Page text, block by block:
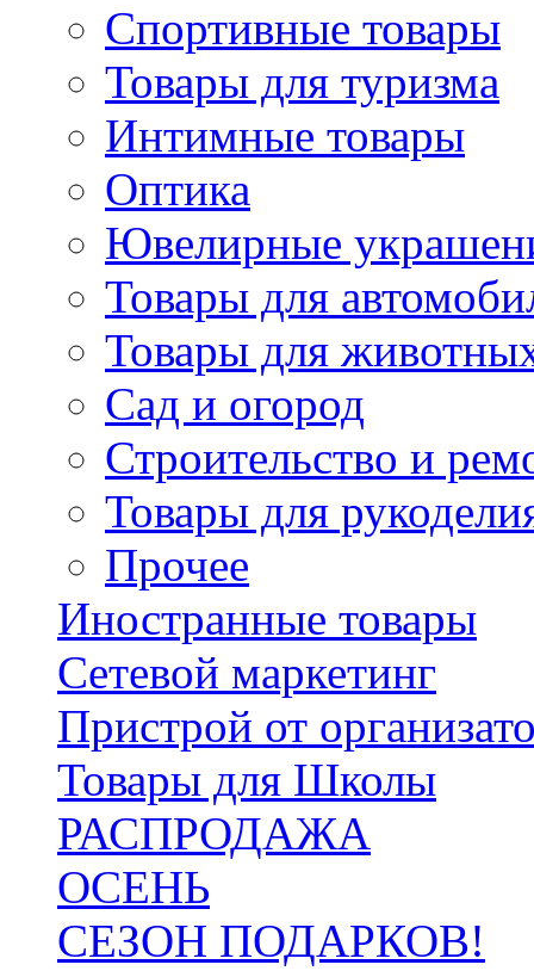
Спортивные товары
Товары для туризма
Интимные товары
Оптика
Ювелирные
Товары для
Товары для
Сад и огород
Строительство и
Товары для
Прочее
Иностранные товары
Сетевой маркетинг
Пристрой от
Товары для Школы
РАСПРОДАЖА
ОСЕНЬ
СЕЗОН ПОДАРКОВ!